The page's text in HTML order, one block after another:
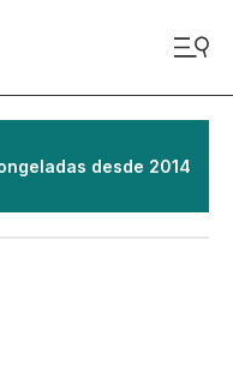
desde 2014